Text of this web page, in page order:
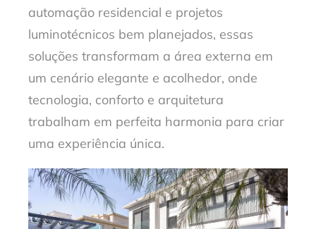
automação residencial e projetos
luminotécnicos bem planejados, essas
soluções transformam a área externa em
um cenário elegante e acolhedor, onde
tecnologia, conforto e arquitetura
trabalham em perfeita harmonia para criar
uma experiência única.